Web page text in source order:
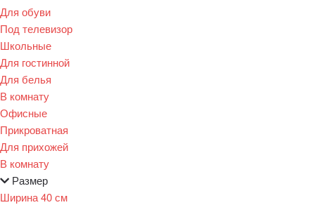
Для обуви
Под телевизор
Школьные
Для гостинной
Для белья
В комнату
Офисные
Прикроватная
Для прихожей
В комнату
Размер
Ширина 40 см